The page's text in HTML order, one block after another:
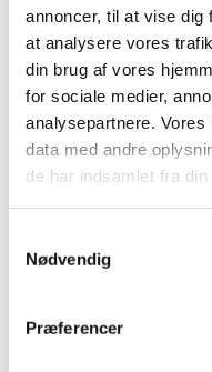
annoncer, til at vise dig
at analysere vores
din brug af vores
for sociale medier,
analysepartnere.
data med andre
de har indsamlet fra
Nødvendig
Præferencer
En milepæl i
af forsøgsdyr i
| 6. januar 2025
Den Europæiske
fjerne testen for
Alle (102)
TID